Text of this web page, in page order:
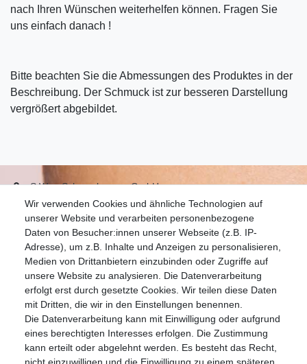
nach Ihren Wünschen weiterhelfen können. Fragen Sie
uns einfach danach !
Bitte beachten Sie die Abmessungen des Produktes in der
Beschreibung. Der Schmuck ist zur besseren Darstellung
vergrößert abgebildet.
Wir verwenden Cookies und ähnliche Technologien auf
unserer Website und verarbeiten personenbezogene
Daten von Besucher:innen unserer Webseite (z.B. IP-
Adresse), um z.B. Inhalte und Anzeigen zu personalisieren,
Medien von Drittanbietern einzubinden oder Zugriffe auf
unsere Website zu analysieren. Die Datenverarbeitung
erfolgt erst durch gesetzte Cookies. Wir teilen diese Daten
mit Dritten, die wir in den Einstellungen benennen.
Die Datenverarbeitung kann mit Einwilligung oder aufgrund
eines berechtigten Interesses erfolgen. Die Zustimmung
kann erteilt oder abgelehnt werden. Es besteht das Recht,
S.W.w. Schmuckwaren GmbH
07051-9608828
info@schmuckador.de
Montag bis Freitag 8.30 – 12.00 Uhr und 13.30 bis 17.30 Uhr
Widerrufs­recht Widerrufs­formular Impressum
Daten­schutz­erklärung AGB